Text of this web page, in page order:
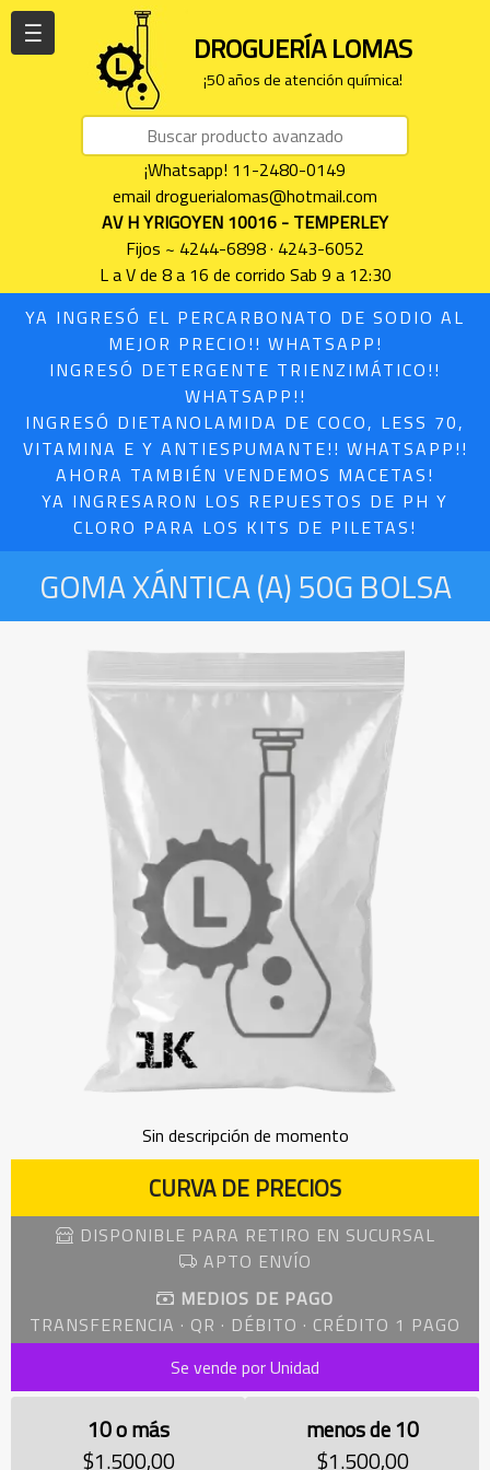
DROGUERÍA LOMAS
¡50 años de atención química!
¡Whatsapp! 11-2480-0149
email droguerialomas@hotmail.com
AV H YRIGOYEN 10016 - TEMPERLEY
Fijos ~ 4244-6898 · 4243-6052
L a V de 8 a 16 de corrido Sab 9 a 12:30
YA INGRESÓ EL PERCARBONATO DE SODIO AL
MEJOR PRECIO!! WHATSAPP!
INGRESÓ DETERGENTE TRIENZIMÁTICO!!
WHATSAPP!!
INGRESÓ DIETANOLAMIDA DE COCO, LESS 70,
VITAMINA E Y ANTIESPUMANTE!! WHATSAPP!!
AHORA TAMBIÉN VENDEMOS MACETAS!
YA INGRESARON LOS REPUESTOS DE PH Y
CLORO PARA LOS KITS DE PILETAS!
| | |
GOMA XÁNTICA (A) 50G BOLSA
Sin descripción de momento
CURVA DE PRECIOS
DISPONIBLE PARA RETIRO EN SUCURSAL
APTO ENVÍO
MEDIOS DE PAGO
TRANSFERENCIA · QR · DÉBITO · CRÉDITO 1 PAGO
Se vende por Unidad
10 o más
$1.500,00
menos de 10
$1.500,00